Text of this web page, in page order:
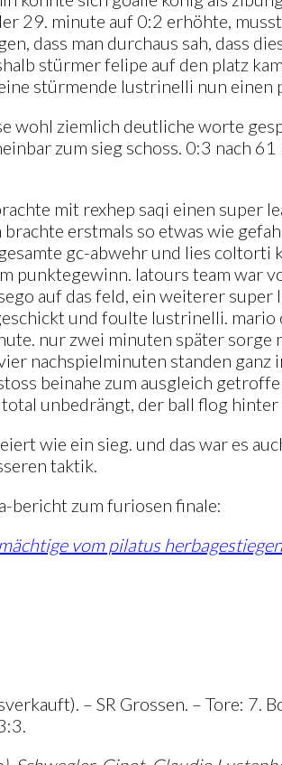
29. minute auf 0:2 erhöhte,
dass man durchaus sah, dass
stürmer felipe auf den platz
stürmende lustrinelli nun einen
wohl ziemlich deutliche worte
zum sieg schoss. 0:3 nach
mit rexhep saqi einen
erstmals so etwas wie
gc-abwehr und lies coltorti
punktegewinn. latours team war
auf das feld, ein weiterer
und foulte lustrinelli.
nur zwei minuten später
nachspielminuten standen
beinahe zum ausgleich
unbedrängt, der ball flog
wie ein sieg. und das war es
taktik.
bericht zum furiosen finale:
vom pilatus herbagestiegen
– SR Grossen. – Tore: